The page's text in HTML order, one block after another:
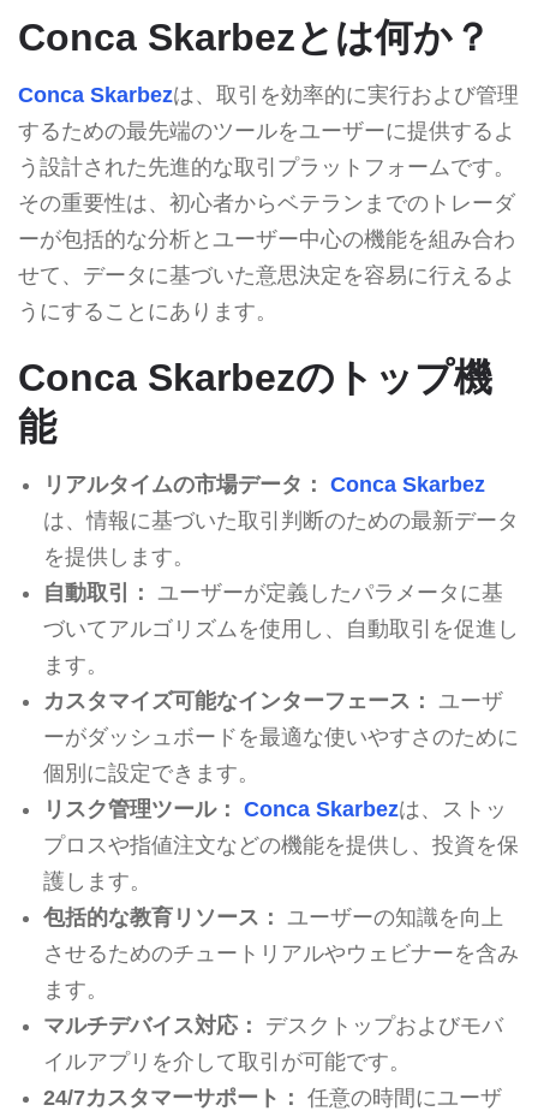
Conca Skarbezとは何か？
Conca Skarbezは、取引を効率的に実行および管理
するための最先端のツールをユーザーに提供するよ
う設計された先進的な取引プラットフォームです。
その重要性は、初心者からベテランまでのトレーダ
ーが包括的な分析とユーザー中心の機能を組み合わ
せて、データに基づいた意思決定を容易に行えるよ
うにすることにあります。
Conca Skarbezのトップ機
能
リアルタイムの市場データ： Conca Skarbez
は、情報に基づいた取引判断のための最新データ
を提供します。
自動取引：
ユーザーが定義したパラメータに基
づいてアルゴリズムを使用し、自動取引を促進し
ます。
カスタマイズ可能なインターフェース：
ユーザ
ーがダッシュボードを最適な使いやすさのために
個別に設定できます。
リスク管理ツール： Conca Skarbezは、ストッ
プロスや指値注文などの機能を提供し、投資を保
護します。
包括的な教育リソース：
ユーザーの知識を向上
させるためのチュートリアルやウェビナーを含み
ます。
マルチデバイス対応：
デスクトップおよびモバ
イルアプリを介して取引が可能です。
24/7カスタマーサポート： 任意の時間にユーザ